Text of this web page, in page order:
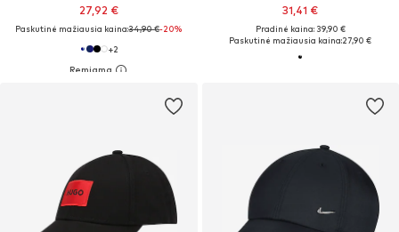
27,92 €
Paskutinė mažiausia kaina:34,90 €-20%
+2
31,41 €
Pradinė kaina: 39,90 €
Paskutinė mažiausia kaina:27,90 €